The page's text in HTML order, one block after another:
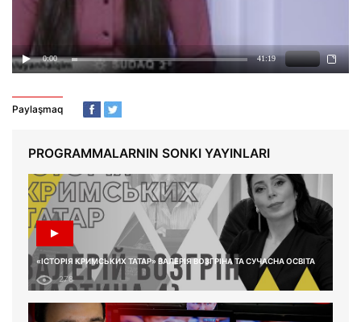
Paylaşmaq
PROGRAMMALARNIN SONKI YAYINLARI
«ІСТОРІЯ КРИМСЬКИХ ТАТАР» ВАЛЕРІЯ ВОЗГРІНА ТА СУЧАСНА ОСВІТА
278